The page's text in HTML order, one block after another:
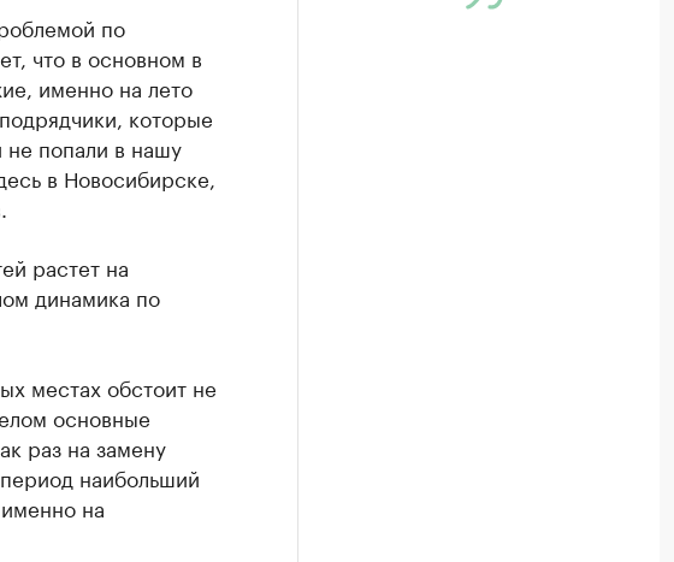
по
что в основном в
именно на лето
которые
попали в нашу
в Новосибирске,
растет на
динамика по
местах обстоит не
основные
раз на замену
наибольший
на